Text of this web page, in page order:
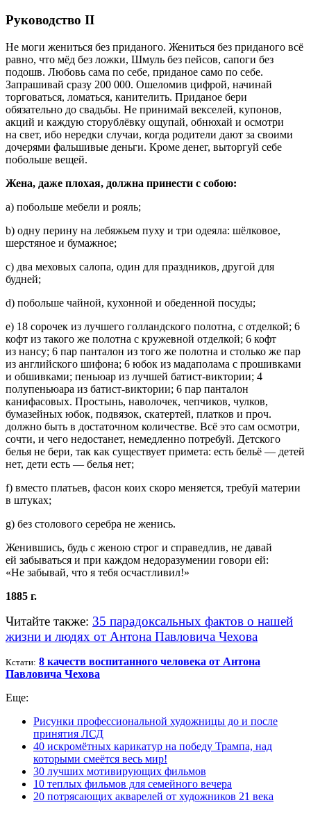
Руководство II
Не моги жениться без приданого. Жениться без приданого всё
равно, что мёд без ложки, Шмуль без пейсов, сапоги без
подошв. Любовь сама по себе, приданое само по себе.
Запрашивай сразу 200 000. Ошеломив цифрой, начинай
торговаться, ломаться, канителить. Приданое бери
обязательно до свадьбы. Не принимай векселей, купонов,
акций и каждую сторублёвку ощупай, обнюхай и осмотри
на свет, ибо нередки случаи, когда родители дают за своими
дочерями фальшивые деньги. Кроме денег, выторгуй себе
побольше вещей.
Жена, даже плохая, должна принести с собою:
а) побольше мебели и рояль;
b) одну перину на лебяжьем пуху и три одеяла: шёлковое,
шерстяное и бумажное;
с) два меховых салопа, один для праздников, другой для
будней;
d) побольше чайной, кухонной и обеденной посуды;
е) 18 сорочек из лучшего голландского полотна, с отделкой; 6
кофт из такого же полотна с кружевной отделкой; 6 кофт
из нансу; 6 пар панталон из того же полотна и столько же пар
из английского шифона; 6 юбок из мадаполама с прошивками
и обшивками; пеньюар из лучшей батист-виктории; 4
полупеньюара из батист-виктории; 6 пар панталон
канифасовых. Простынь, наволочек, чепчиков, чулков,
бумазейных юбок, подвязок, скатертей, платков и проч.
должно быть в достаточном количестве. Всё это сам осмотри,
сочти, и чего недостанет, немедленно потребуй. Детского
белья не бери, так как существует примета: есть бельё — детей
нет, дети есть — белья нет;
f) вместо платьев, фасон коих скоро меняется, требуй материи
в штуках;
g) без столового серебра не женись.
Женившись, будь с женою строг и справедлив, не давай
ей забываться и при каждом недоразумении говори ей:
«Не забывай, что я тебя осчастливил!»
1885 г.
Читайте также: 35 парадоксальных фактов о нашей
жизни и людях от Антона Павловича Чехова
Кстати: 8 качеств воспитанного человека от Антона
Павловича Чехова
Еще:
Рисунки профессиональной художницы до и после
принятия ЛСД
40 искромётных карикатур на победу Трампа, над
которыми смеётся весь мир!
30 лучших мотивирующих фильмов
10 теплых фильмов для семейного вечера
20 потрясающих акварелей от художников 21 века